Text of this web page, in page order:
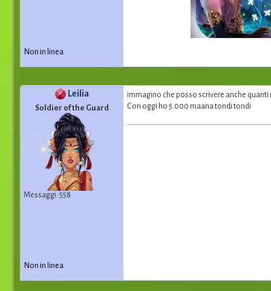
Non in linea
Leilia
Soldier of the Guard
Messaggi: 558
immagino che posso scrivere anche
Con oggi ho 5.000 maana tondi tondi
Non in linea